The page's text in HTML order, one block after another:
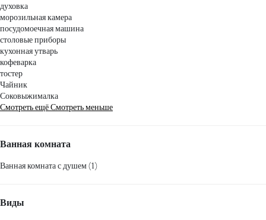
духовка
морозильная камера
посудомоечная машина
столовые приборы
кухонная утварь
кофеварка
тостер
Чайник
Соковыжималка
Смотреть ещё Смотреть меньше
Ванная комната
Ванная комната с душем (1)
Виды